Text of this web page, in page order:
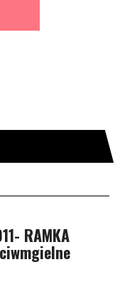
RAMKA